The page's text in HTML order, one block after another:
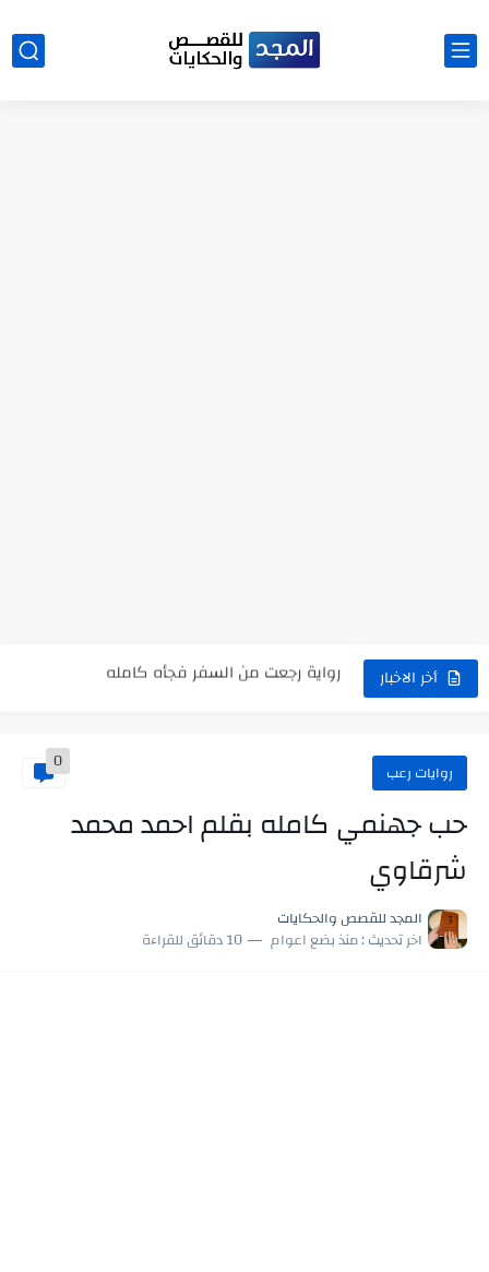
أخر الاخبار
أجمل طريقة لإهداء دعاء مميز لمن تحب في ثوانٍ
روايات رعب 0
حب جهنمي كامله بقلم احمد محمد
شرقاوي
المجد للقصص والحكايات
اخر تحديث :منذ بضع اعوام 10 دقائق للقراءة